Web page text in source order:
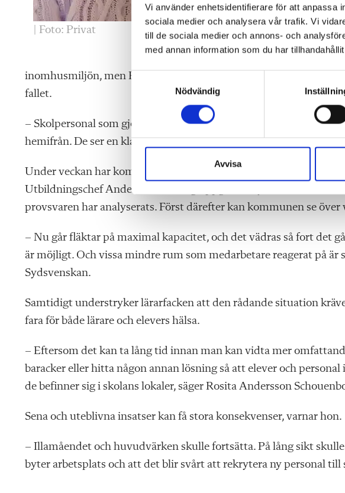
Vi använder enhetsidentifierare för att anpassa
sociala medier och analysera vår trafik. Vi
till de sociala medier och annons- och
med annan information som du har
S
c
e
s
v
l
Nödvändig
Avvisa
| Foto: Privat
Även om Vellinge kommun
handlingsplan sedan
inomhusmiljön, men Rosita Andersson Schouenborg påpekar att
fallet.
– Skolpersonal som gjort anmälningar uppger att de mår bättre
hemifrån. De ser en klar koppling mellan symtomen och
Under veckan har kommunen beslutat att genomföra nya
Utbildningschef Anders Grundberg uppger till
provsvaren har analyserats. Först därefter kan kommunen se
– Nu går fläktar på maximal kapacitet, och det vädras så fort det
är möjligt. Och vissa mindre rum som medarbetare reagerat på
Sydsvenskan.
Samtidigt understryker lärarfacken att den rådande situation
fara för både lärare och elevers hälsa.
– Eftersom det kan ta lång tid innan man kan vidta mer
baracker eller hitta någon annan lösning så att elever och
de befinner sig i skolans lokaler, säger Rosita Andersson
Sena och uteblivna insatser kan få stora konsekvenser, varnar hon.
– Illamåendet och huvudvärken skulle fortsätta. På lång sikt
byter arbetsplats och att det blir svårt att rekrytera ny personal till